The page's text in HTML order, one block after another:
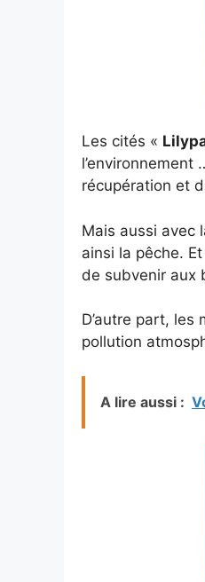
Les cités «
l’environnement
récupération et
Mais aussi avec
ainsi la pêche.
de subvenir aux
D’autre part,
pollution
A lire aussi :